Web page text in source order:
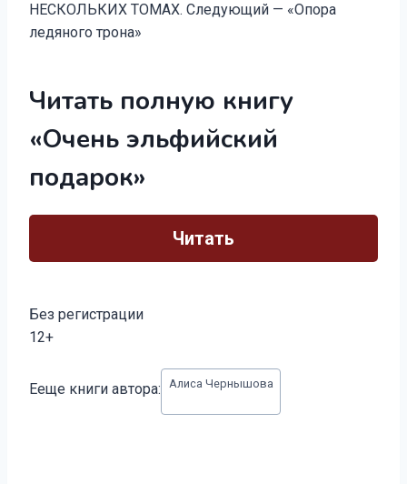
НЕСКОЛЬКИХ ТОМАХ. Следующий — «Опора
ледяного трона»
Читать полную книгу
«Очень эльфийский
подарок»
Читать
Без регистрации
12+
записи:
Ееще книги автора: Алиса Чернышова